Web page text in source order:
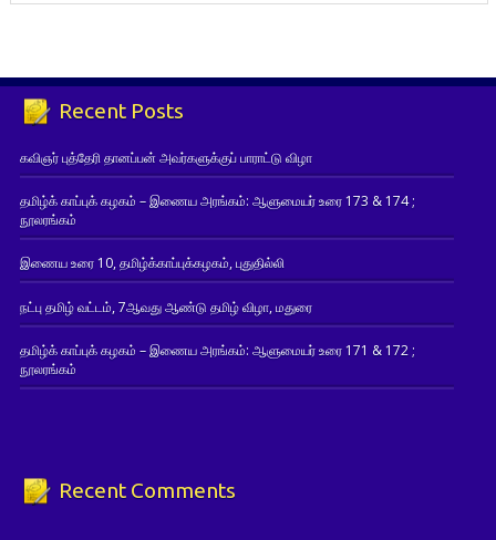
Recent Posts
கவிஞர் புத்தேரி தானப்பன் அவர்களுக்குப் பாராட்டு விழா
தமிழ்க் காப்புக் கழகம் – இணைய அரங்கம்: ஆளுமையர் உரை 173 & 174 ;
நூலரங்கம்
இணைய உரை 10, தமிழ்க்காப்புக்கழகம், புதுதில்லி
நட்பு தமிழ் வட்டம், 7ஆவது ஆண்டு தமிழ் விழா, மதுரை
தமிழ்க் காப்புக் கழகம் – இணைய அரங்கம்: ஆளுமையர் உரை 171 & 172 ;
நூலரங்கம்
Recent Comments